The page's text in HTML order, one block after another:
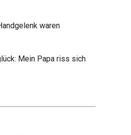
waren
Mein Papa riss sich